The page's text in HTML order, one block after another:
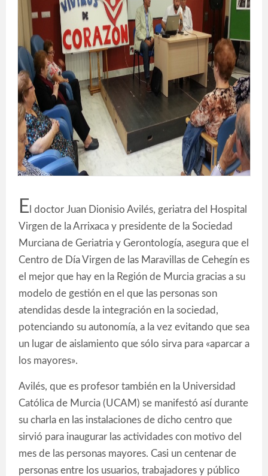
E l doctor Juan Dionisio Avilés, geriatra del Hospital
Virgen de la Arrixaca y presidente de la Sociedad
Murciana de Geriatria y Gerontología, asegura que el
Centro de Día Virgen de las Maravillas de Cehegín es
el mejor que hay en la Región de Murcia gracias a su
modelo de gestión en el que las personas son
atendidas desde la integración en la sociedad,
potenciando su autonomía, a la vez evitando que sea
un lugar de aislamiento que sólo sirva para «aparcar a
los mayores».
Avilés, que es profesor también en la Universidad
Católica de Murcia (UCAM) se manifestó así durante
su charla en las instalaciones de dicho centro que
sirvió para inaugurar las actividades con motivo del
mes de las personas mayores. Casi un centenar de
personas entre los usuarios, trabajadores y público